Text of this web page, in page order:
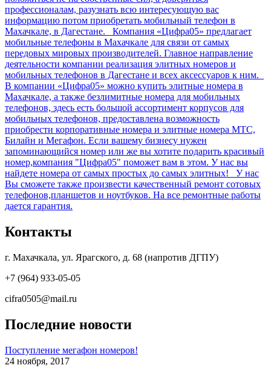
профессионалам, разузнать всю интересующую вас
информацию потом приобретать мобильный телефон в
Махачкале, в Дагестане. Компания «Цифра05» предлагает
мобильные телефоны в Махачкале для связи от самых
передовых мировых производителей. Главное направление
деятельности компании реализация элитных номеров и
мобильных телефонов в Дагестане и всех аксессуаров к ним.
В компании «Цифра05» можно купить элитные номера в
Махачкале, а также безлимитные номера для мобильных
телефонов, здесь есть большой ассортимент корпусов для
мобильных телефонов, предоставлена возможность
приобрести корпоративные номера и элитные номера МТС,
Билайн и Мегафон. Если вашему бизнесу нужен
запоминающийся номер или же вы хотите подарить красивый
номер,компания "Цифра05" поможет вам в этом. У нас вы
найдете номера от самых простых до самых элитных! У нас
Вы сможете также произвести качественный ремонт сотовых
телефонов,планшетов и ноутбуков. На все ремонтные работы
дается гарантия.
Контакты
г. Махачкала, ул. Ярагского, д. 68 (напротив ДГПУ)
+7 (964) 933-05-05
cifra0505@mail.ru
Последние новости
Поступление мегафон номеров!
24 ноября, 2017